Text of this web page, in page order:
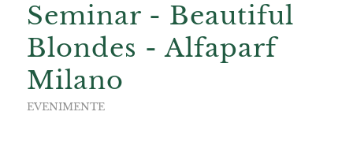
Seminar - Beautiful
Blondes - Alfaparf
Milano
EVENIMENTE